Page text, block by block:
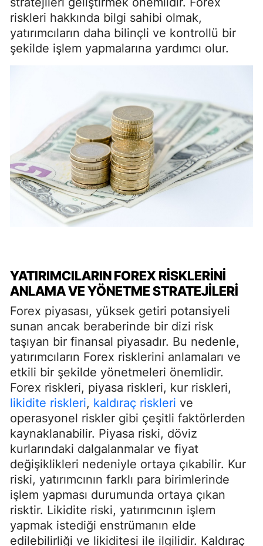
riskleri hakkında bilgi sahibi olmak,
yatırımcıların daha bilinçli ve kontrollü bir
şekilde işlem yapmalarına yardımcı olur.
YATIRIMCILARIN FOREX RISKLERINI
ANLAMA VE YÖNETME STRATEJILERI
Forex piyasası, yüksek getiri potansiyeli
sunan ancak beraberinde bir dizi risk
taşıyan bir finansal piyasadır. Bu nedenle,
yatırımcıların Forex risklerini anlamaları ve
etkili bir şekilde yönetmeleri önemlidir.
Forex riskleri, piyasa riskleri, kur riskleri,
likidite riskleri, kaldıraç riskleri ve
operasyonel riskler gibi çeşitli faktörlerden
kaynaklanabilir. Piyasa riski, döviz
kurlarındaki dalgalanmalar ve fiyat
değişiklikleri nedeniyle ortaya çıkabilir. Kur
riski, yatırımcının farklı para birimlerinde
işlem yapması durumunda ortaya çıkan
risktir. Likidite riski, yatırımcının işlem
yapmak istediği enstrümanın elde
edilebilirliği ve likiditesi ile ilgilidir. Kaldıraç